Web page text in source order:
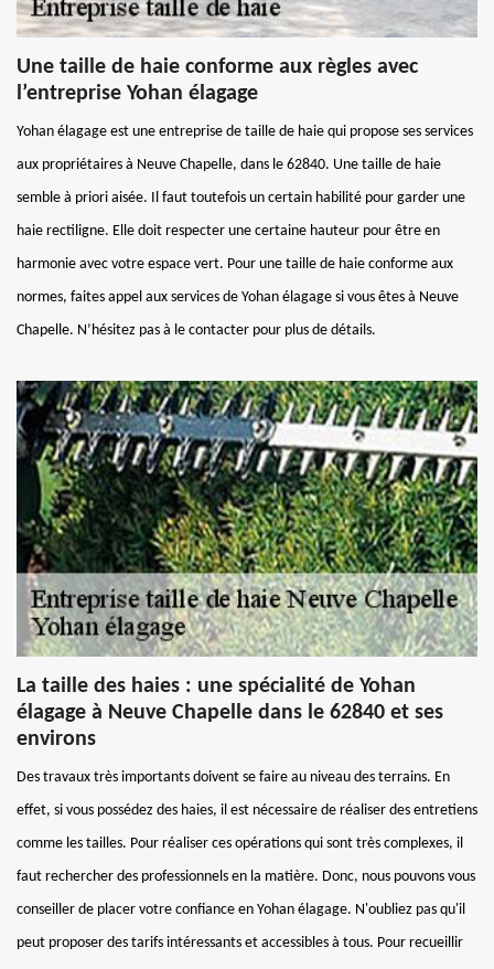
Une taille de haie conforme aux règles avec
l’entreprise Yohan élagage
Yohan élagage est une entreprise de taille de haie qui propose ses services
aux propriétaires à Neuve Chapelle, dans le 62840. Une taille de haie
semble à priori aisée. Il faut toutefois un certain habilité pour garder une
haie rectiligne. Elle doit respecter une certaine hauteur pour être en
harmonie avec votre espace vert. Pour une taille de haie conforme aux
normes, faites appel aux services de Yohan élagage si vous êtes à Neuve
Chapelle. N’hésitez pas à le contacter pour plus de détails.
La taille des haies : une spécialité de Yohan
élagage à Neuve Chapelle dans le 62840 et ses
environs
Des travaux très importants doivent se faire au niveau des terrains. En
effet, si vous possédez des haies, il est nécessaire de réaliser des entretiens
comme les tailles. Pour réaliser ces opérations qui sont très complexes, il
faut rechercher des professionnels en la matière. Donc, nous pouvons vous
conseiller de placer votre confiance en Yohan élagage. N'oubliez pas qu'il
peut proposer des tarifs intéressants et accessibles à tous. Pour recueillir